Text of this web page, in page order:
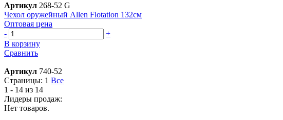
Артикул 268-52 G
Чехол оружейный Allen Flotation 132см
Оптовая цена
-
+
В корзину
Сравнить
Артикул 740-52
Страницы: 1 Все
1 - 14 из 14
Лидеры продаж:
Нет товаров.